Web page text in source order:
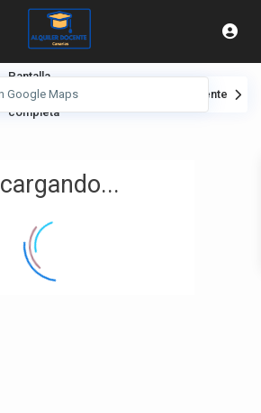
cargando...
Pantalla
completa
Siguiente